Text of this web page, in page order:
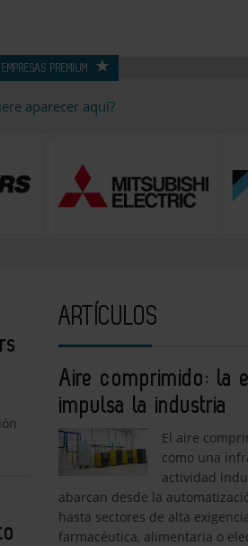
EMPRESAS PREMIUM
aparecer aquí?
ARTÍCULOS
Aire comprimido: la
impulsa la industria
El aire
como una
actividad
abarcan desde la
hasta sectores de alta
farmacéutica, alimentaria o